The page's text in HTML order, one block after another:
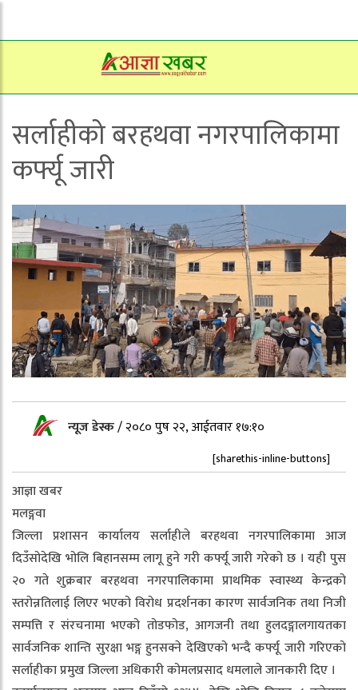
सर्लाहीको बरहथवा नगरपालिकामा
कर्फ्यू जारी
न्यूज डेस्क/२०८० पुष २२, आईतवार १७:१०
[sharethis-inline-buttons]
आज्ञा खबर
मलङ्गवा
जिल्ला प्रशासन कार्यालय सर्लाहीले बरहथवा नगरपालिकामा आज
दिउँसोदेखि भोलि बिहानसम्म लागू हुने गरी कर्फ्यू जारी गरेको छ । यही पुस
२० गते शुक्रबार बरहथवा नगरपालिकामा प्राथमिक स्वास्थ्य केन्द्रको
स्तरोन्नतिलाई लिएर भएको विरोध प्रदर्शनका कारण सार्वजनिक तथा निजी
सम्पत्ति र संरचनामा भएको तोडफोड, आगजनी तथा हुलदङ्गालगायतका
सार्वजनिक शान्ति सुरक्षा भङ्ग हुनसक्ने देखिएको भन्दै कर्फ्यू जारी गरिएको
सर्लाहीका प्रमुख जिल्ला अधिकारी कोमलप्रसाद धमलाले जानकारी दिए ।